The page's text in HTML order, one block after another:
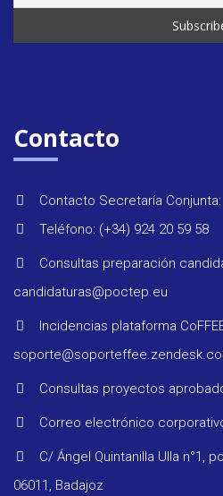
Contacto
Contacto Secretaría Conjunta:
Teléfono: (+34) 924 20 59 58
Consultas preparación
candidaturas@poctep.eu
Incidencias plataforma
Consultas proyectos
Correo electrónico
C/ Ángel Quintanilla Ulla n°1,
06011, Badajoz